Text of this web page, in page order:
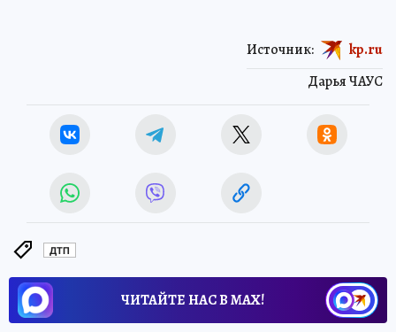
Дарья ЧАУС
Источник: kp.ru
ДТП
ЧИТАЙТЕ НАС В МАХ!